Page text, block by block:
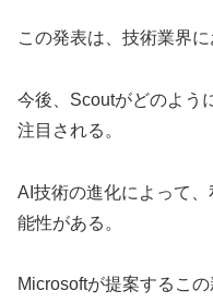
この発表は、技術業界
今後、Scoutがどのよう
注目される。
AI技術の進化によって
能性がある。
Microsoftが提案するこ